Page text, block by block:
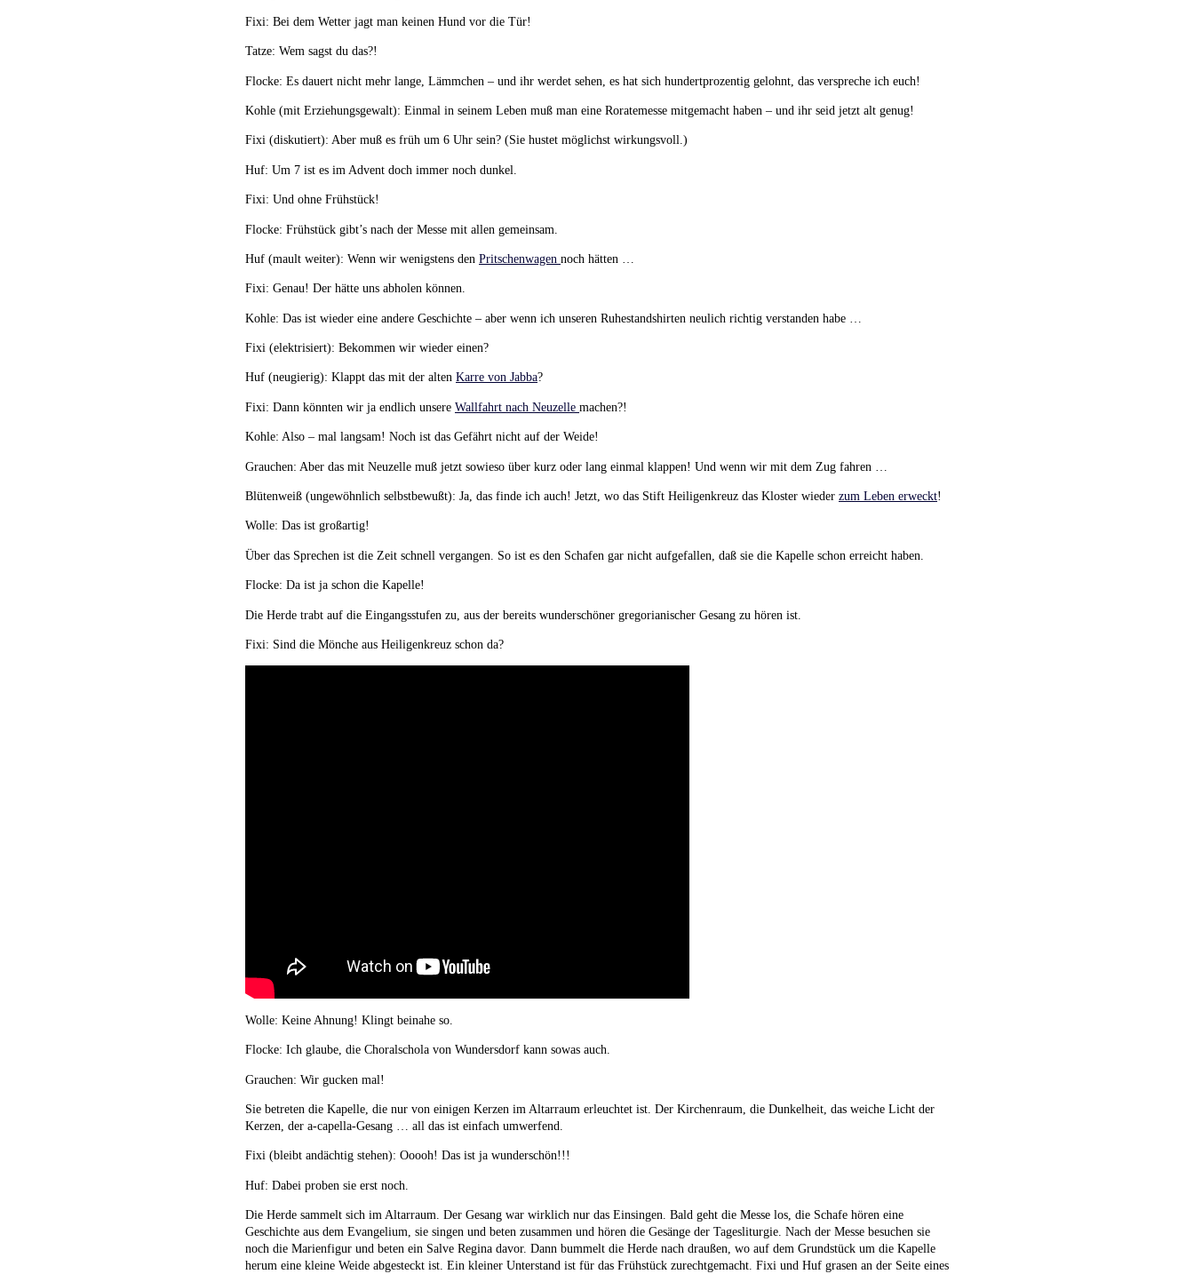
Fixi: Bei dem Wetter jagt man keinen Hund vor die Tür!
Tatze: Wem sagst du das?!
Flocke: Es dauert nicht mehr lange, Lämmchen – und ihr werdet sehen, es hat sich hundertprozentig gelohnt, das verspreche ich euch!
Kohle (mit Erziehungsgewalt): Einmal in seinem Leben muß man eine Roratemesse mitgemacht haben – und ihr seid jetzt alt genug!
Fixi (diskutiert): Aber muß es früh um 6 Uhr sein? (Sie hustet möglichst wirkungsvoll.)
Huf: Um 7 ist es im Advent doch immer noch dunkel.
Fixi: Und ohne Frühstück!
Flocke: Frühstück gibt’s nach der Messe mit allen gemeinsam.
Huf (mault weiter): Wenn wir wenigstens den Pritschenwagen noch hätten …
Fixi: Genau! Der hätte uns abholen können.
Kohle: Das ist wieder eine andere Geschichte – aber wenn ich unseren Ruhestandshirten neulich richtig verstanden habe …
Fixi (elektrisiert): Bekommen wir wieder einen?
Huf (neugierig): Klappt das mit der alten Karre von Jabba?
Fixi: Dann könnten wir ja endlich unsere Wallfahrt nach Neuzelle machen?!
Kohle: Also – mal langsam! Noch ist das Gefährt nicht auf der Weide!
Grauchen: Aber das mit Neuzelle muß jetzt sowieso über kurz oder lang einmal klappen! Und wenn wir mit dem Zug fahren …
Blütenweiß (ungewöhnlich selbstbewußt): Ja, das finde ich auch! Jetzt, wo das Stift Heiligenkreuz das Kloster wieder zum Leben erweckt!
Wolle: Das ist großartig!
Über das Sprechen ist die Zeit schnell vergangen. So ist es den Schafen gar nicht aufgefallen, daß sie die Kapelle schon erreicht haben.
Flocke: Da ist ja schon die Kapelle!
Die Herde trabt auf die Eingangsstufen zu, aus der bereits wunderschöner gregorianischer Gesang zu hören ist.
Fixi: Sind die Mönche aus Heiligenkreuz schon da?
Wolle: Keine Ahnung! Klingt beinahe so.
Flocke: Ich glaube, die Choralschola von Wundersdorf kann sowas auch.
Grauchen: Wir gucken mal!
Sie betreten die Kapelle, die nur von einigen Kerzen im Altarraum erleuchtet ist. Der Kirchenraum, die Dunkelheit, das weiche Licht der
Kerzen, der a-capella-Gesang … all das ist einfach umwerfend.
Fixi (bleibt andächtig stehen): Ooooh! Das ist ja wunderschön!!!
Huf: Dabei proben sie erst noch.
Die Herde sammelt sich im Altarraum. Der Gesang war wirklich nur das Einsingen. Bald geht die Messe los, die Schafe hören eine
Geschichte aus dem Evangelium, sie singen und beten zusammen und hören die Gesänge der Tagesliturgie. Nach der Messe besuchen sie
noch die Marienfigur und beten ein Salve Regina davor. Dann bummelt die Herde nach draußen, wo auf dem Grundstück um die Kapelle
herum eine kleine Weide abgesteckt ist. Ein kleiner Unterstand ist für das Frühstück zurechtgemacht. Fixi und Huf grasen an der Seite eines